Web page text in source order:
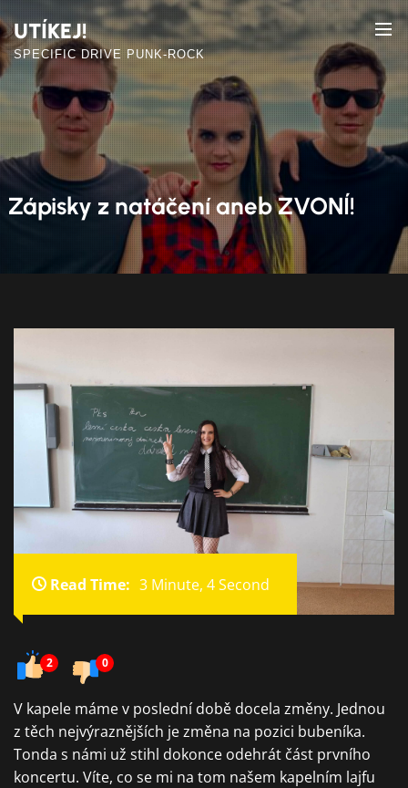
to
the
content
UTÍKEJ!
SPECIFIC DRIVE PUNK-ROCK
Zápisky z natáčení aneb ZVONÍ!
Read Time: 3 Minute, 4 Second
2 0
V kapele máme v poslední době docela změny. Jednou
z těch nejvýraznějších je změna na pozici bubeníka.
Tonda s námi už stihl dokonce odehrát část prvního
koncertu. Víte, co se mi na tom našem kapelním lajfu